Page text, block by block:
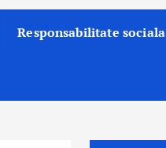
Responsabilitate sociala